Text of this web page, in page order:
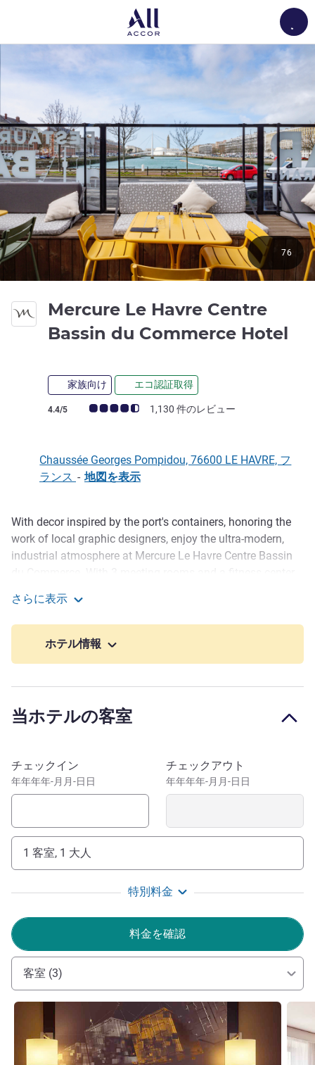
Mercure Le Havre Centre
Bassin du Commerce Hotel
家族向け エコ認証取得
お客さまの声 (確認済みレビュー アコーホテルズ)
4.4/5 1,130 件のレビュー
76
Chaussée Georges Pompidou, 76600 LE HAVRE, フ
ランス - 地図を表示
説明
With decor inspired by the port's containers, honoring the
work of local graphic designers, enjoy the ultra-modern,
industrial atmosphere at Mercure Le Havre Centre Bassin
we also promote the local region, with our bar-restaurant
offering homemade cocktails and dishes made using local
produce. At breakfast enjoy our own honey produced on
our rooftop!
stroll and discover the town's rich cultural and historical
Joseph Church, La Maison de l'Armateur, the MuMa
various public transport options. Make the most of your
stay in Le Havre by heading to the beach and sunbathing
Close to the beaches, the Malaux museum and the
Cathedral of Le Havre, this Mercure is ideal for exploring
our culture and for walking on the seafront. You can also
UNESCO World Heritage site.
An genuine living and shared space in a modern,
industrial setting: Welcome to the Mercure Le Havre Centre
Bassin du Commerce.
Valérie Roy ホテル経営
さらに表示
ホテル情報
当ホテルの客室
このホテルを予約
チェックイン
年年年年-月月-日日
チェックアウト
年年年年-月月-日日
1 客室, 1 大人
特別料金
料金を確認
客室 (3)
詳細を表示 詳細